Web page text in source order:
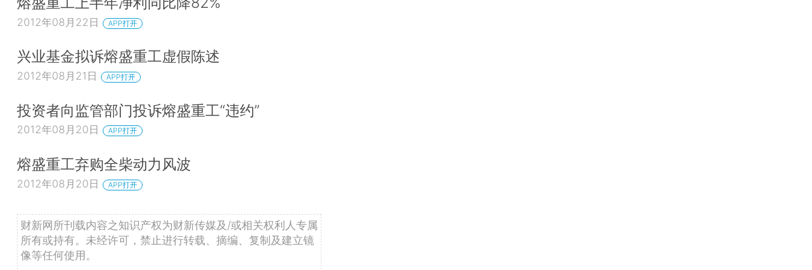
2012年08月22日 APP打开
兴业基金拟诉熔盛重工虚假陈述
2012年08月21日 APP打开
投资者向监管部门投诉熔盛重工“违约”
2012年08月20日 APP打开
熔盛重工弃购全柴动力风波
2012年08月20日 APP打开
财新网所刊载内容之知识产权为财新传媒及/或相关权利人专属
所有或持有。未经许可，禁止进行转载、摘编、复制及建立镜
像等任何使用。